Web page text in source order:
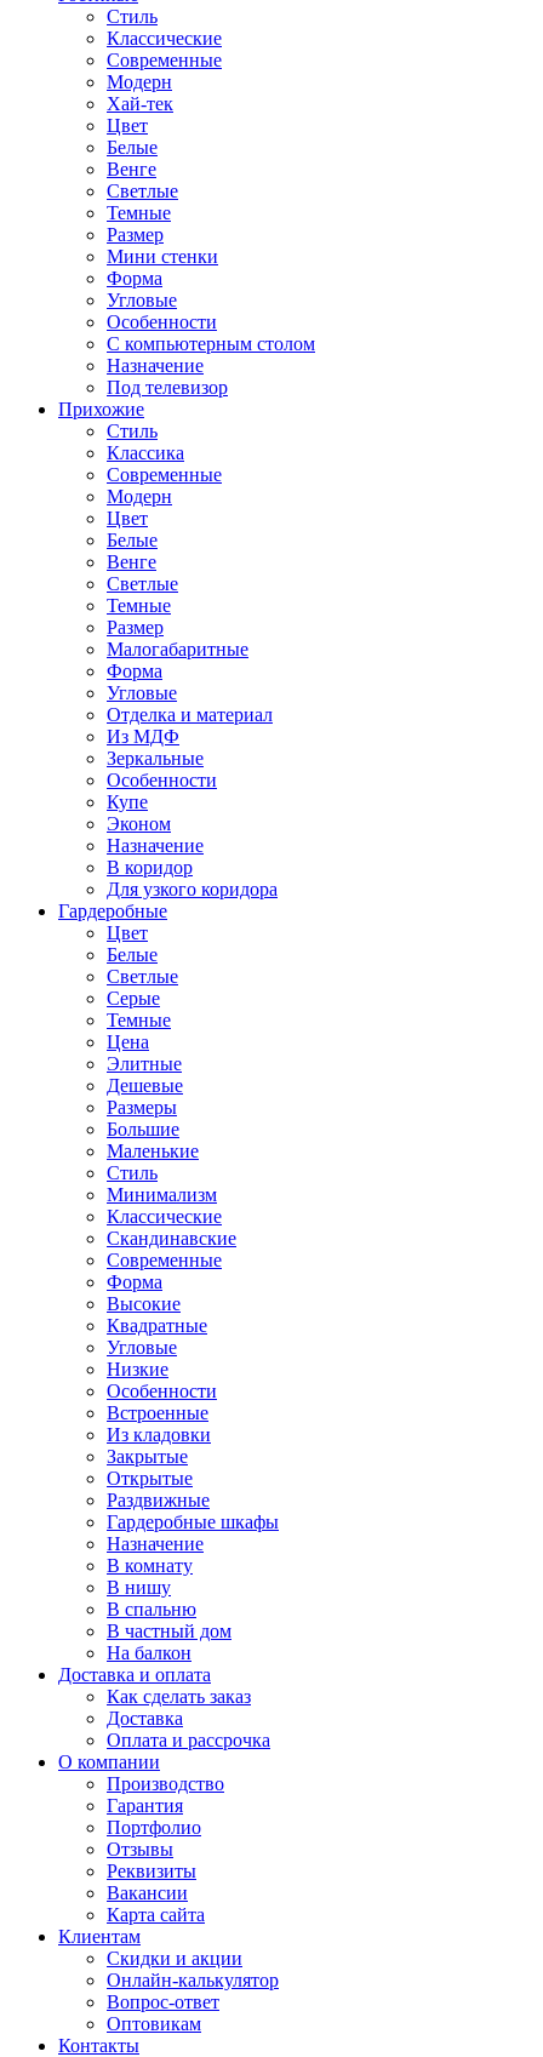
Стиль
Классические
Современные
Модерн
Хай-тек
Цвет
Белые
Венге
Светлые
Темные
Размер
Мини стенки
Форма
Угловые
Особенности
С компьютерным столом
Назначение
Под телевизор
Прихожие
Стиль
Классика
Современные
Модерн
Цвет
Белые
Венге
Светлые
Темные
Размер
Малогабаритные
Форма
Угловые
Отделка и материал
Из МДФ
Зеркальные
Особенности
Купе
Эконом
Назначение
В коридор
Для узкого коридора
Гардеробные
Цвет
Белые
Светлые
Серые
Темные
Цена
Элитные
Дешевые
Размеры
Большие
Маленькие
Стиль
Минимализм
Классические
Скандинавские
Современные
Форма
Высокие
Квадратные
Угловые
Низкие
Особенности
Встроенные
Из кладовки
Закрытые
Открытые
Раздвижные
Гардеробные шкафы
Назначение
В комнату
В нишу
В спальню
В частный дом
На балкон
Доставка и оплата
Как сделать заказ
Доставка
Оплата и рассрочка
О компании
Производство
Гарантия
Портфолио
Отзывы
Реквизиты
Вакансии
Карта сайта
Клиентам
Скидки и акции
Онлайн-калькулятор
Вопрос-ответ
Оптовикам
Контакты